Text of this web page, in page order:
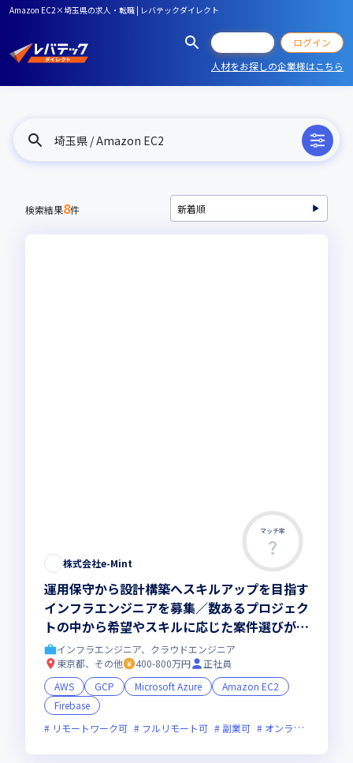
Amazon EC2×埼玉県の求人・転職 | レバテックダイレクト
ログイン
人材をお探しの企業様はこちら
埼玉県 / Amazon EC2
検索結果8件
マッチ率
株式会社e-Mint
運用保守から設計構築へスキルアップを目指す
インフラエンジニアを募集／数あるプロジェク
トの中から希望やスキルに応じた案件選びが可
能な環境で、ともに成長しませんか
インフラエンジニア、クラウドエンジニア
東京都、その他
400-800万円
正社員
AWS
GCP Microsoft Azure
Amazon EC2
Firebase
リモートワーク可
フルリモート可 副業可 オンライン選考可